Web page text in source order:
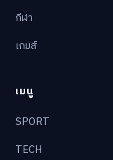
กีฬา
เกมส์
เมนู
SPORT
TECH